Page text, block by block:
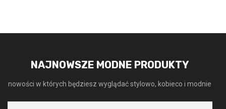
NAJNOWSZE MODNE PRODUKTY
nowości w których będziesz wyglądać stylowo, kobieco i modnie